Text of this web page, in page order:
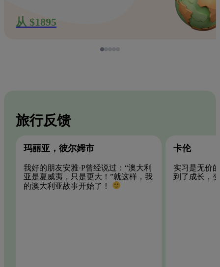
从 $1895
旅行反馈
玛丽亚，彼尔姆市
我好的朋友安雅·P曾经说过：“澳大利
亚是夏威夷，只是更大！”就这样，我
的澳大利亚故事开始了！
卡伦
实习是无价
到了成长，